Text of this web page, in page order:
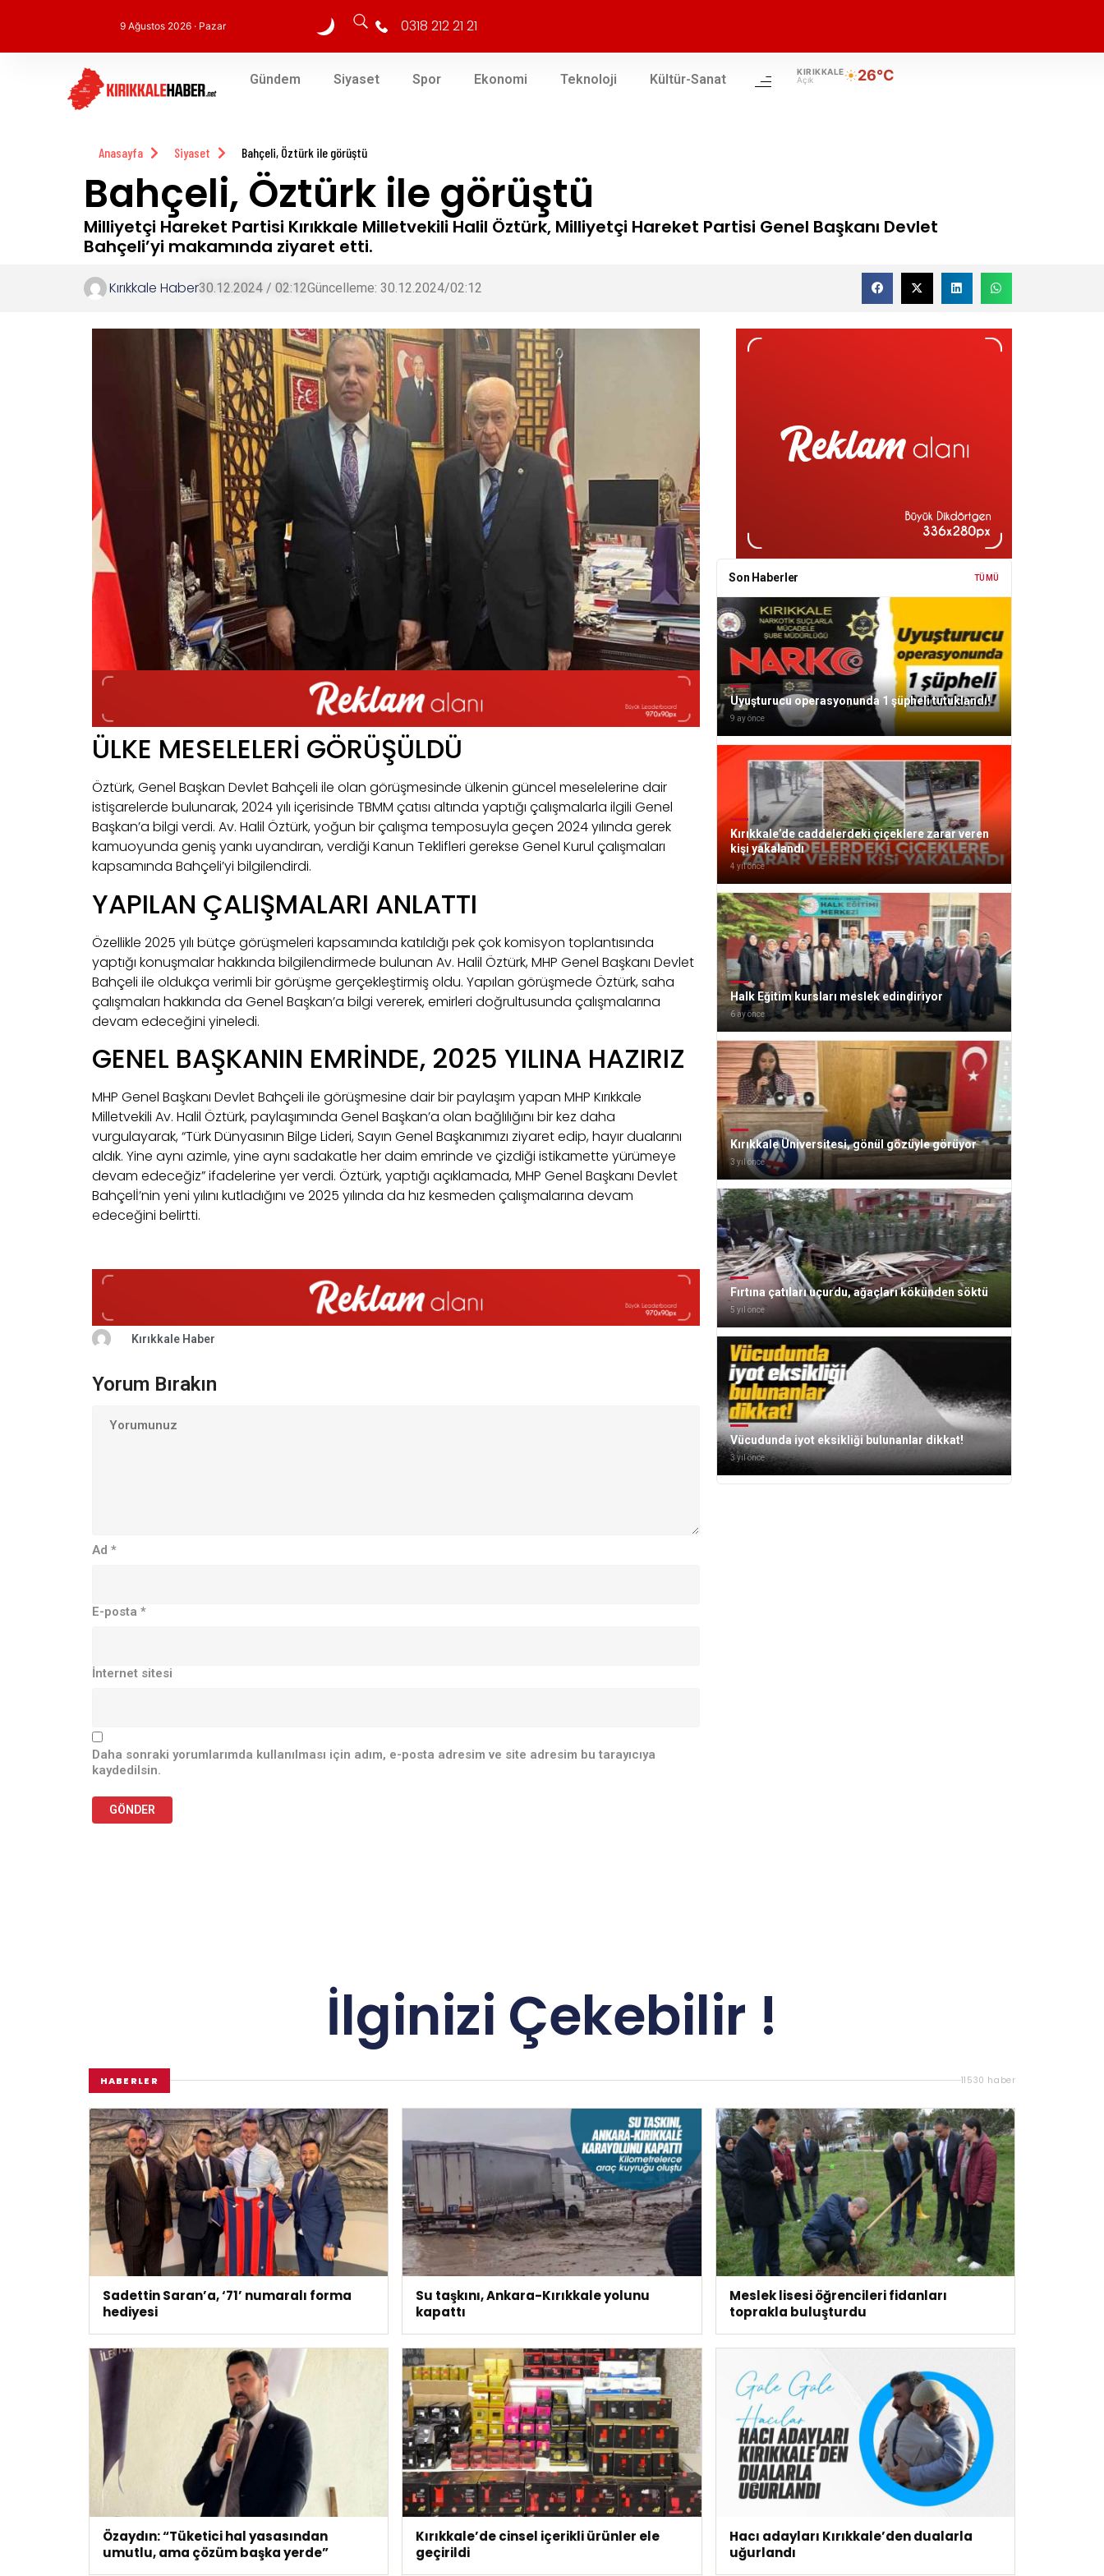
9 Ağustos 2026 · Pazar 0318 212 21 21
Gündem Siyaset Spor Ekonomi Teknoloji Kültür-Sanat
KIRIKKALE
Açık
26°C
Anasayfa Siyaset Bahçeli, Öztürk ile görüştü
Bahçeli, Öztürk ile görüştü
Milliyetçi Hareket Partisi Kırıkkale Milletvekili Halil Öztürk, Milliyetçi Hareket Partisi Genel Başkanı Devlet
Bahçeli’yi makamında ziyaret etti.
Kırıkkale Haber30.12.2024 / 02:12Güncelleme: 30.12.2024/02:12
ÜLKE MESELELERİ GÖRÜŞÜLDÜ
Öztürk, Genel Başkan Devlet Bahçeli ile olan görüşmesinde ülkenin güncel meselelerine dair
istişarelerde bulunarak, 2024 yılı içerisinde TBMM çatısı altında yaptığı çalışmalarla ilgili Genel
Başkan’a bilgi verdi. Av. Halil Öztürk, yoğun bir çalışma temposuyla geçen 2024 yılında gerek
kamuoyunda geniş yankı uyandıran, verdiği Kanun Teklifleri gerekse Genel Kurul çalışmaları
kapsamında Bahçeli’yi bilgilendirdi.
YAPILAN ÇALIŞMALARI ANLATTI
Özellikle 2025 yılı bütçe görüşmeleri kapsamında katıldığı pek çok komisyon toplantısında
yaptığı konuşmalar hakkında bilgilendirmede bulunan Av. Halil Öztürk, MHP Genel Başkanı Devlet
Bahçeli ile oldukça verimli bir görüşme gerçekleştirmiş oldu. Yapılan görüşmede Öztürk, saha
çalışmaları hakkında da Genel Başkan’a bilgi vererek, emirleri doğrultusunda çalışmalarına
devam edeceğini yineledi.
GENEL BAŞKANIN EMRİNDE, 2025 YILINA HAZIRIZ
MHP Genel Başkanı Devlet Bahçeli ile görüşmesine dair bir paylaşım yapan MHP Kırıkkale
Milletvekili Av. Halil Öztürk, paylaşımında Genel Başkan’a olan bağlılığını bir kez daha
vurgulayarak, “Türk Dünyasının Bilge Lideri, Sayın Genel Başkanımızı ziyaret edip, hayır dualarını
aldık. Yine aynı azimle, yine aynı sadakatle her daim emrinde ve çizdiği istikamette yürümeye
devam edeceğiz” ifadelerine yer verdi. Öztürk, yaptığı açıklamada, MHP Genel Başkanı Devlet
Bahçelİ’nin yeni yılını kutladığını ve 2025 yılında da hız kesmeden çalışmalarına devam
edeceğini belirtti.
Kırıkkale Haber
Yorum Bırakın
Ad *
E-posta *
İnternet sitesi
Daha sonraki yorumlarımda kullanılması için adım, e-posta adresim ve site adresim bu tarayıcıya
kaydedilsin.
Son Haberler TÜMÜ
Uyuşturucu operasyonunda 1 şüpheli tutuklandı!
9 ay önce
Kırıkkale’de caddelerdeki çiçeklere zarar veren
kişi yakalandı
4 yıl önce
Halk Eğitim kursları meslek edindiriyor
6 ay önce
Kırıkkale Üniversitesi, gönül gözüyle görüyor
3 yıl önce
Fırtına çatıları uçurdu, ağaçları kökünden söktü
5 yıl önce
Vücudunda iyot eksikliği bulunanlar dikkat!
3 yıl önce
İlginizi Çekebilir !
HABERLER 11530 haber
Sadettin Saran’a, ‘71’ numaralı forma
hediyesi
Su taşkını, Ankara-Kırıkkale yolunu
kapattı
Meslek lisesi öğrencileri fidanları
toprakla buluşturdu
Özaydın: “Tüketici hal yasasından
umutlu, ama çözüm başka yerde”
Kırıkkale’de cinsel içerikli ürünler ele
geçirildi
Hacı adayları Kırıkkale’den dualarla
uğurlandı